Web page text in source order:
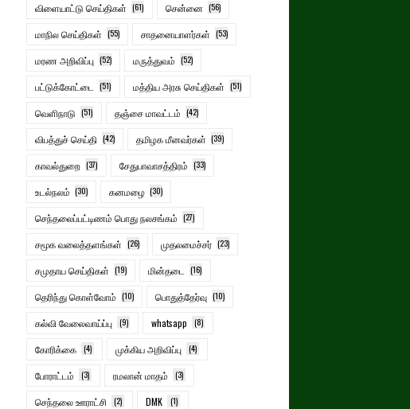
விளையாட்டு செய்திகள் (61) சென்னை (56)
மாநில செய்திகள் (55) சாதனையாளர்கள் (53)
மரண அறிவிப்பு (52) மருத்துவம் (52)
பட்டுக்கோட்டை (51) மத்திய அரசு செய்திகள் (51)
வெளிநாடு (51) தஞ்சை மாவட்டம் (42)
விபத்துச் செய்தி (42) தமிழக மீனவர்கள் (39)
காவல்துறை (37) சேதுபாவாசத்திரம் (33)
உடல்நலம் (30) கனமழை (30)
செந்தலைப்பட்டிணம் பொது நலசங்கம் (27)
சமூக வலைத்தளங்கள் (26) முதலமைச்சர் (23)
சமுதாய செய்திகள் (19) மின்தடை (16)
தெரிந்து கொள்வோம் (10) பொதுத்தேர்வு (10)
கல்வி வேலைவாய்ப்பு (9) whatsapp (8)
கோரிக்கை (4) முக்கிய அறிவிப்பு (4)
போராட்டம் (3) ரமலான் மாதம் (3)
செந்தலை ஊராட்சி (2) DMK (1)